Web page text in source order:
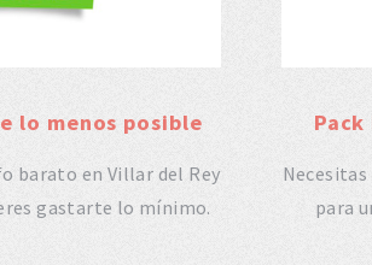
lo menos posible
barato en Villar del Rey
gastarte lo mínimo.
para